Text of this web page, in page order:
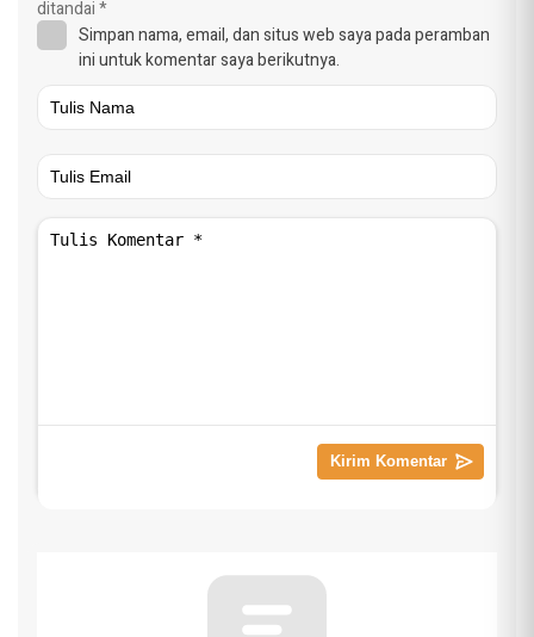
ditandai*
Simpan nama, email, dan situs web saya pada peramban
ini untuk komentar saya berikutnya.